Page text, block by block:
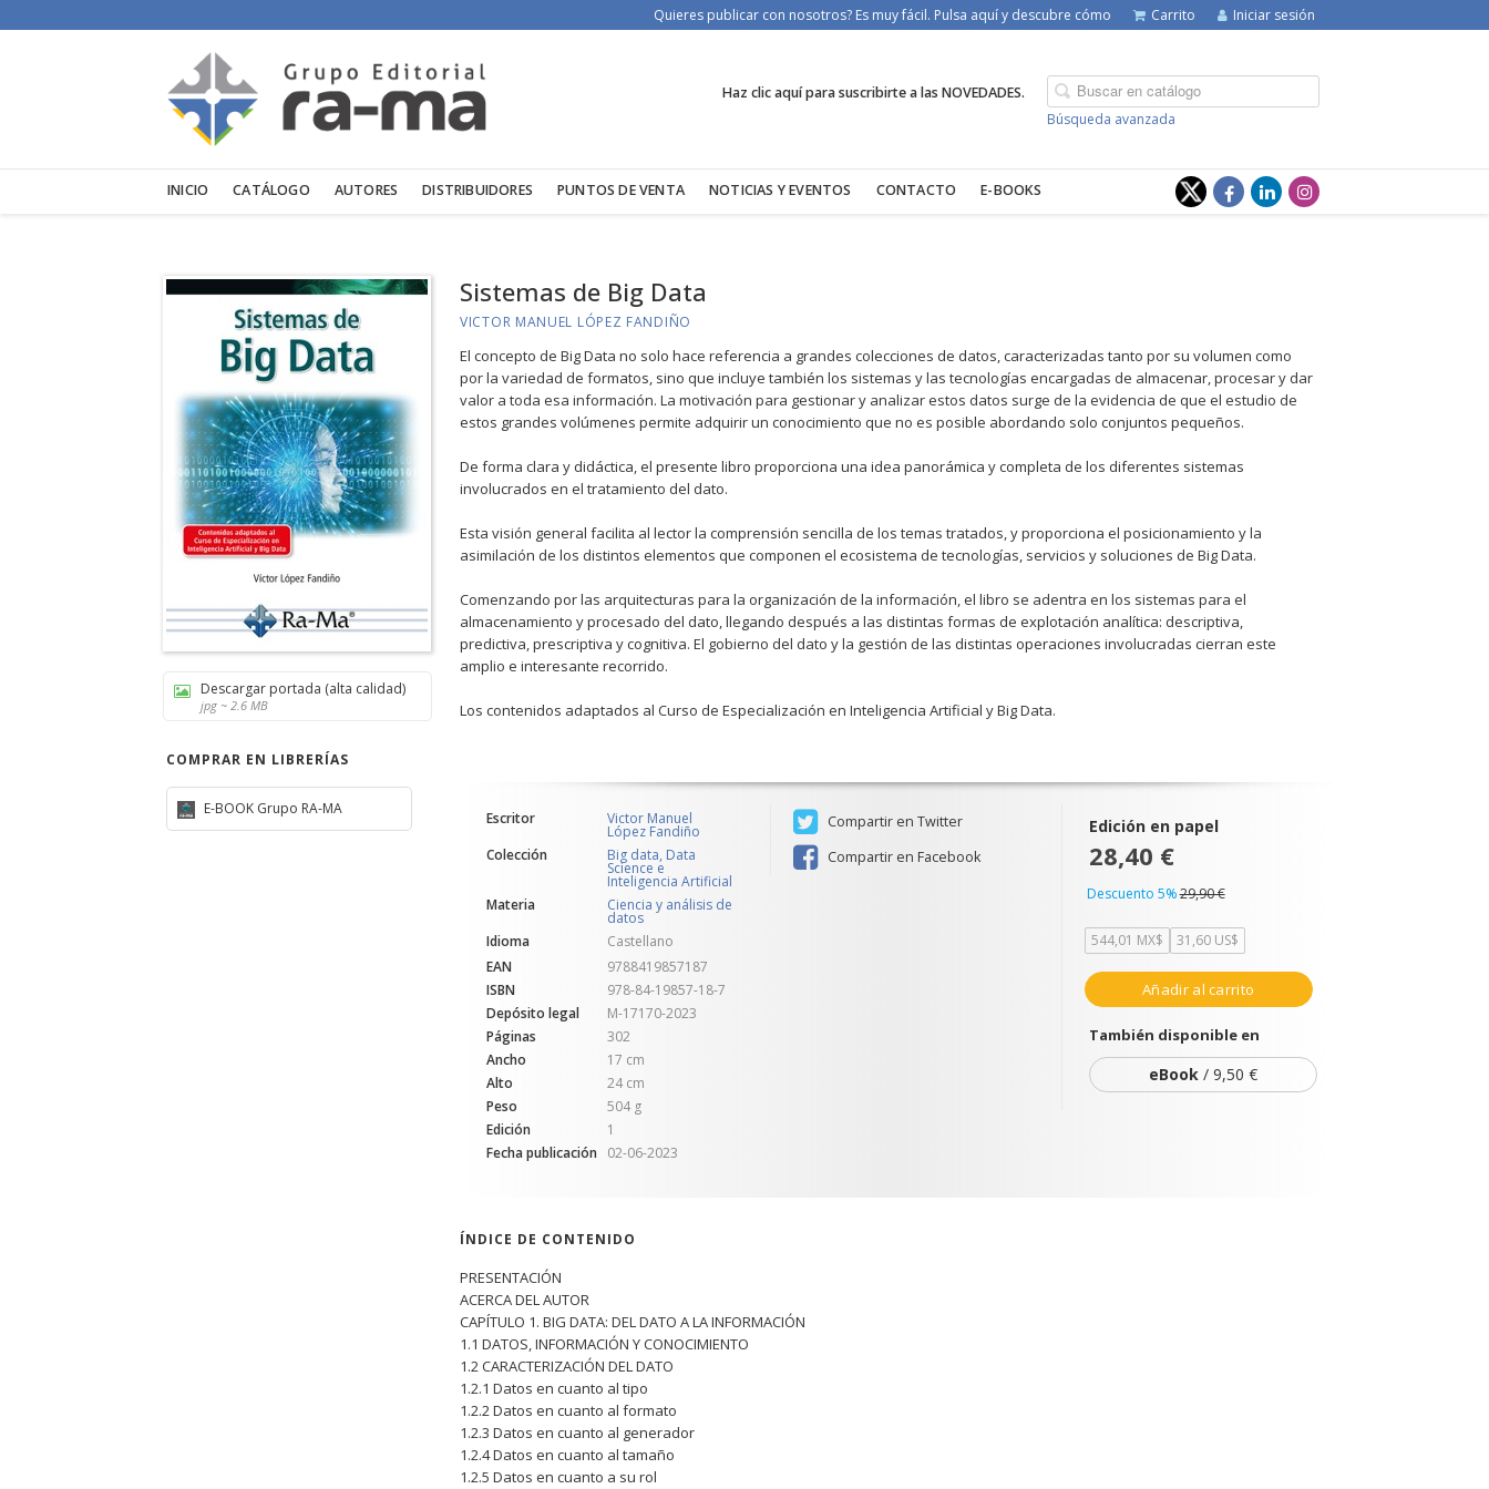
Quieres publicar con nosotros? Es muy fácil. Pulsa aquí y descubre cómo Carrito Iniciar sesión
Búsqueda avanzada
Haz clic aquí para suscribirte a las NOVEDADES.
INICIO CATÁLOGO AUTORES DISTRIBUIDORES PUNTOS DE VENTA NOTICIAS Y EVENTOS CONTACTO E-BOOKS
Descargar portada (alta calidad)
jpg ~ 2.6 MB
COMPRAR EN LIBRERÍAS
E-BOOK Grupo RA-MA
Sistemas de Big Data
VICTOR MANUEL LÓPEZ FANDIÑO
El concepto de Big Data no solo hace referencia a grandes colecciones de datos, caracterizadas tanto por su volumen como
por la variedad de formatos, sino que incluye también los sistemas y las tecnologías encargadas de almacenar, procesar y dar
valor a toda esa información. La motivación para gestionar y analizar estos datos surge de la evidencia de que el estudio de
estos grandes volúmenes permite adquirir un conocimiento que no es posible abordando solo conjuntos pequeños.
De forma clara y didáctica, el presente libro proporciona una idea panorámica y completa de los diferentes sistemas
involucrados en el tratamiento del dato.
Esta visión general facilita al lector la comprensión sencilla de los temas tratados, y proporciona el posicionamiento y la
asimilación de los distintos elementos que componen el ecosistema de tecnologías, servicios y soluciones de Big Data.
Comenzando por las arquitecturas para la organización de la información, el libro se adentra en los sistemas para el
almacenamiento y procesado del dato, llegando después a las distintas formas de explotación analítica: descriptiva,
predictiva, prescriptiva y cognitiva. El gobierno del dato y la gestión de las distintas operaciones involucradas cierran este
amplio e interesante recorrido.
Los contenidos adaptados al Curso de Especialización en Inteligencia Artificial y Big Data.
Escritor Victor Manuel
López Fandiño
Colección
Big data, Data
Science e
Inteligencia Artificial
Materia
Ciencia y análisis de
datos
Idioma
Castellano
EAN
9788419857187
ISBN
978-84-19857-18-7
Depósito legal
M-17170-2023
Páginas
302
Ancho
17 cm
Alto
24 cm
Peso
504 g
Edición
1
Fecha publicación
02-06-2023
Compartir en Twitter
Compartir en Facebook
Edición en papel
28,40 €
Descuento 5%29,90 €
544,01 MX$ 31,60 US$
Añadir al carrito
También disponible en
eBook/ 9,50 €
ÍNDICE DE CONTENIDO
PRESENTACIÓN
ACERCA DEL AUTOR
CAPÍTULO 1. BIG DATA: DEL DATO A LA INFORMACIÓN
1.1 DATOS, INFORMACIÓN Y CONOCIMIENTO
1.2 CARACTERIZACIÓN DEL DATO
1.2.1 Datos en cuanto al tipo
1.2.2 Datos en cuanto al formato
1.2.3 Datos en cuanto al generador
1.2.4 Datos en cuanto al tamaño
1.2.5 Datos en cuanto a su rol